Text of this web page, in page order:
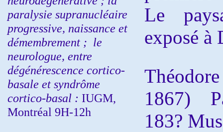
paralysie supranucléaire
progressive, naissance et
démembrement ; le
neurologue, entre
dégénérescence cortico-
basale et syndrôme
cortico-basal : IUGM,
Montréal 9H-12h
Le
exposé à
1867)
183?